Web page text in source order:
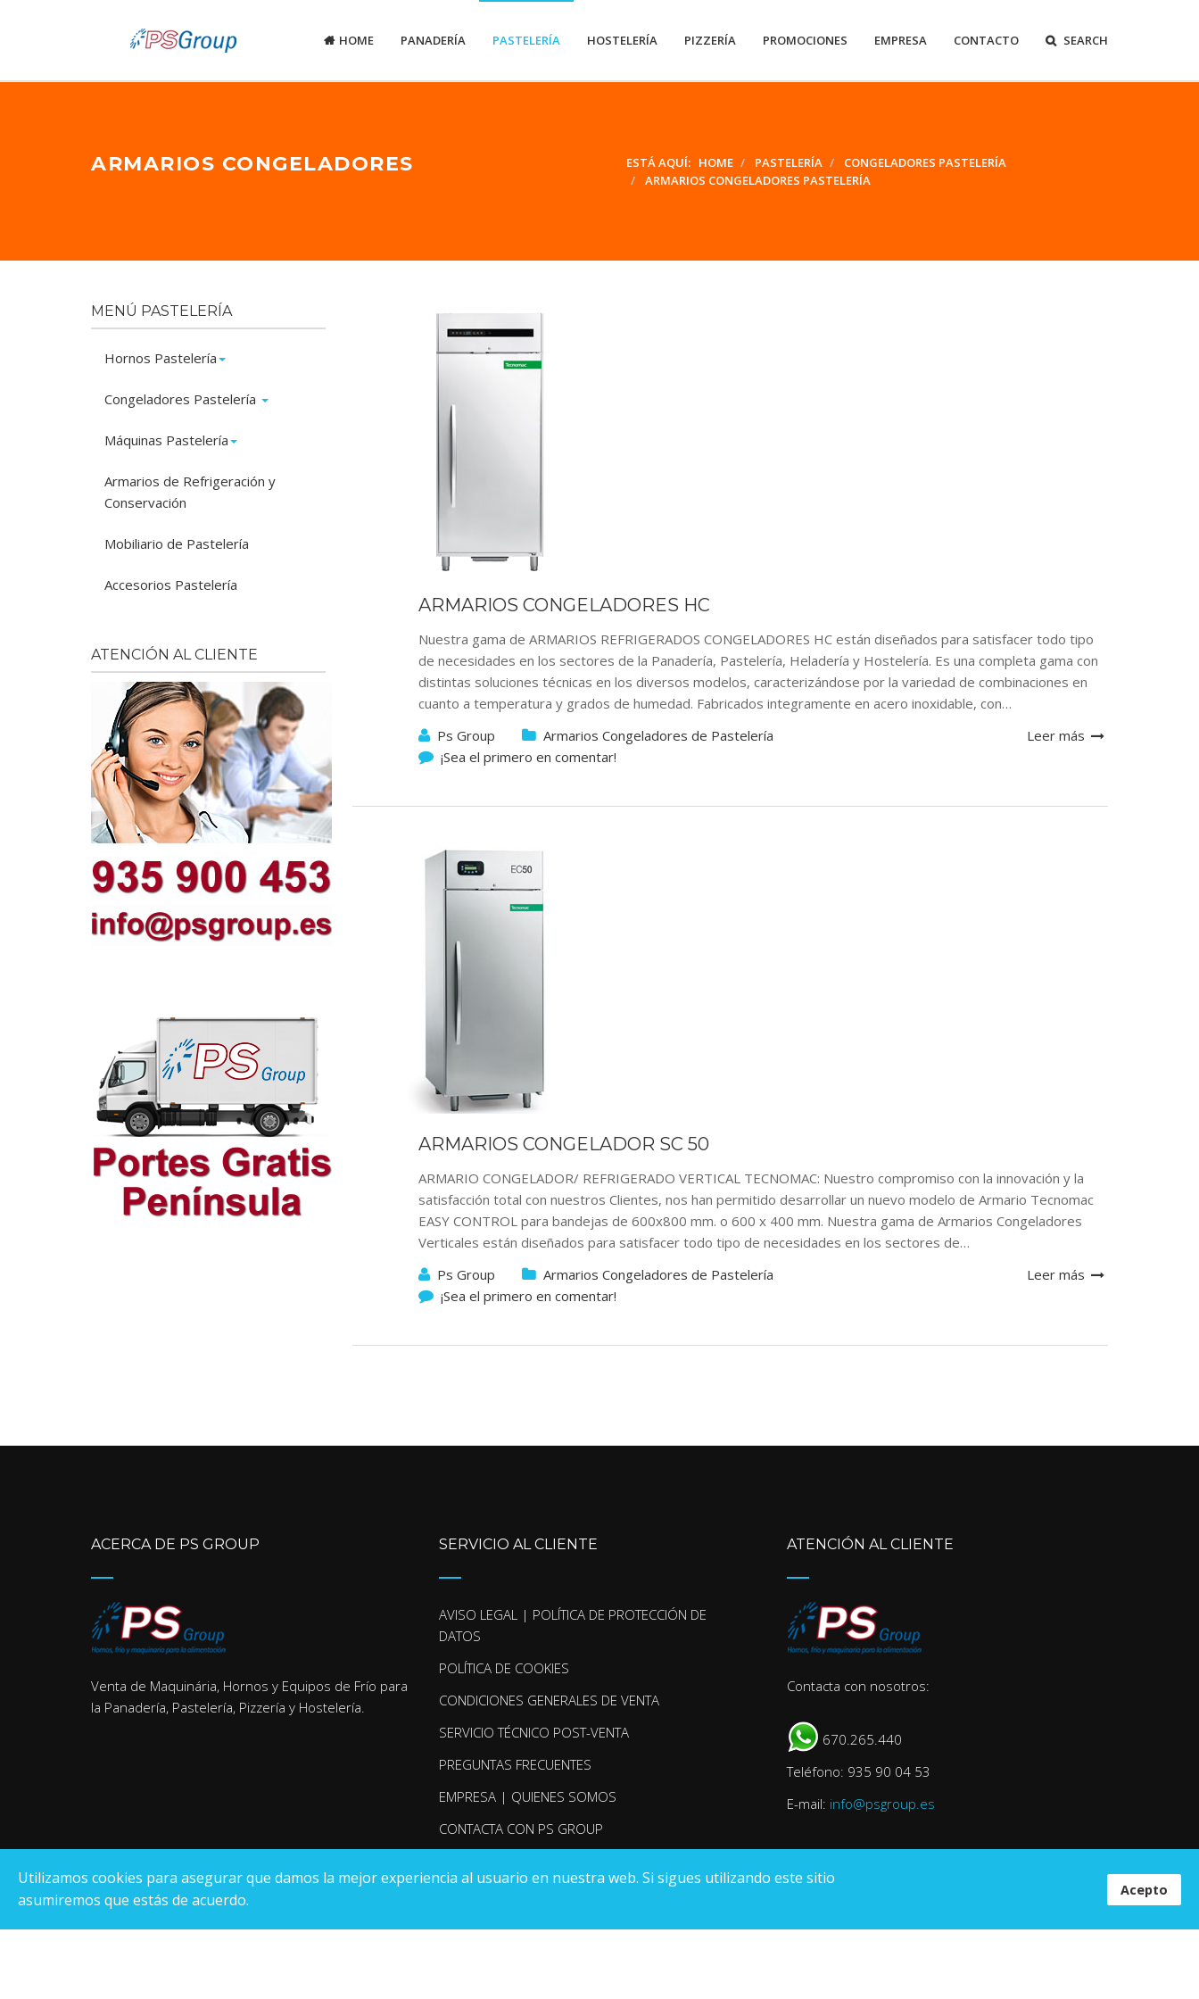
HOME PANADERÍA PASTELERÍA HOSTELERÍA PIZZERÍA PROMOCIONES EMPRESA CONTACTO SEARCH
ARMARIOS CONGELADORES ESTÁ AQUÍ: HOME PASTELERÍA
CONGELADORES PASTELERÍA
ARMARIOS CONGELADORES PASTELERÍA
ARMARIOS CONGELADORES HC
Nuestra gama de ARMARIOS REFRIGERADOS CONGELADORES HC están diseñados para satisfacer todo tipo
de necesidades en los sectores de la Panadería, Pastelería, Heladería y Hostelería. Es una completa gama con
distintas soluciones técnicas en los diversos modelos, caracterizándose por la variedad de combinaciones en
cuanto a temperatura y grados de humedad. Fabricados integramente en acero inoxidable, con…
Ps Group
Armarios Congeladores de Pastelería
¡Sea el primero en comentar!
Leer más
ARMARIOS CONGELADOR SC 50
ARMARIO CONGELADOR/ REFRIGERADO VERTICAL TECNOMAC: Nuestro compromiso con la innovación y la
satisfacción total con nuestros Clientes, nos han permitido desarrollar un nuevo modelo de Armario Tecnomac
EASY CONTROL para bandejas de 600x800 mm. o 600 x 400 mm. Nuestra gama de Armarios Congeladores
Verticales están diseñados para satisfacer todo tipo de necesidades en los sectores de…
Ps Group
Armarios Congeladores de Pastelería
¡Sea el primero en comentar!
Leer más
MENÚ PASTELERÍA
Hornos Pastelería
Congeladores Pastelería
Máquinas Pastelería
Armarios de Refrigeración y
Conservación
Mobiliario de Pastelería
Accesorios Pastelería
ATENCIÓN AL CLIENTE
ACERCA DE PS GROUP
Venta de Maquinária, Hornos y Equipos de Frío para
la Panadería, Pastelería, Pizzería y Hostelería.
SERVICIO AL CLIENTE
AVISO LEGAL | POLÍTICA DE PROTECCIÓN DE
DATOS
POLÍTICA DE COOKIES
CONDICIONES GENERALES DE VENTA
SERVICIO TÉCNICO POST-VENTA
PREGUNTAS FRECUENTES
EMPRESA | QUIENES SOMOS
CONTACTA CON PS GROUP
ATENCIÓN AL CLIENTE
Contacta con nosotros:
670.265.440
Teléfono: 935 90 04 53
E-mail: info@psgroup.es
Utilizamos cookies para asegurar que damos la mejor experiencia al usuario en nuestra web. Si sigues utilizando este sitio
asumiremos que estás de acuerdo.
Acepto